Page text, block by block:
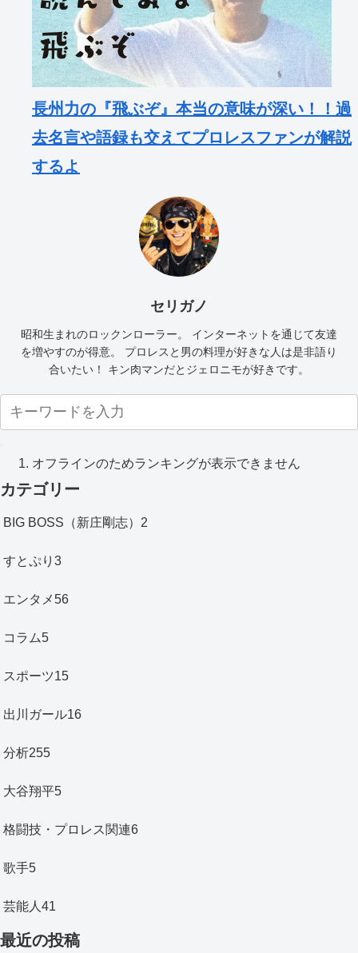
長州力の『飛ぶぞ』本当の意味が深い！！過
去名言や語録も交えてプロレスファンが解説
するよ
セリガノ
昭和生まれのロックンローラー。 インターネットを通じて友達
を増やすのが得意。 プロレスと男の料理が好きな人は是非語り
合いたい！ キン肉マンだとジェロニモが好きです。
オフラインのためランキングが表示できません
カテゴリー
BIG BOSS（新庄剛志） 2
すとぷり 3
エンタメ56
コラム5
スポーツ15
出川ガール16
分析255
大谷翔平5
格闘技・プロレス関連6
歌手5
芸能人 41
最近の投稿